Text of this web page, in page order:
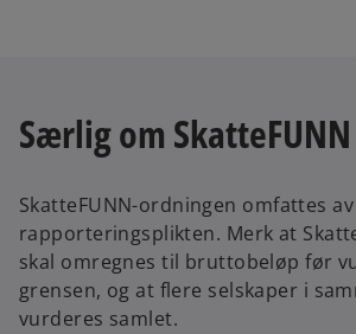
Særlig om SkatteFUNN
SkatteFUNN-ordningen omfattes av
rapporteringsplikten. Merk at
skal omregnes til bruttobeløp før
grensen, og at flere selskaper i
vurderes samlet.